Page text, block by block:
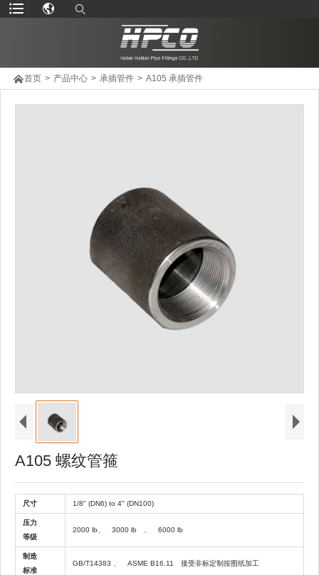
首页 > 产品中心 > 承插管件 > A105 承插管件
A105 螺纹管箍
尺寸 1/8" (DN6) to 4" (DN100)
压力
等级
2000 lb 3000 lb 6000 lb
制造
标准
GB/T14383 ASME B16.11 接受非标定制按图纸加工